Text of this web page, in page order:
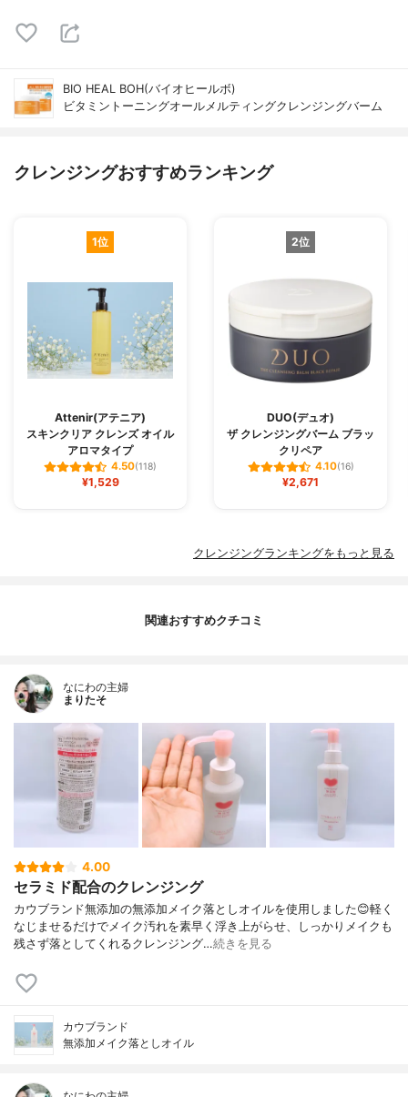
BIO HEAL BOH(バイオヒールボ)
ビタミントーニングオールメルティングクレンジングバーム
クレンジングおすすめランキング
1位
Attenir(アテニア)
スキンクリア クレンズ オイル
アロマタイプ
4.50(118)
¥1,529
2位
DUO(デュオ)
ザ クレンジングバーム ブラッ
クリペア
4.10(16)
¥2,671
クレンジングランキングをもっと見る
関連おすすめクチコミ
なにわの主婦
まりたそ
4.00
セラミド配合のクレンジング
カウブランド無添加の無添加メイク落としオイルを使用しました😊軽く
なじませるだけでメイク汚れを素早く浮き上がらせ、しっかりメイクも
残さず落としてくれるクレンジング…続きを見る
カウブランド
無添加メイク落としオイル